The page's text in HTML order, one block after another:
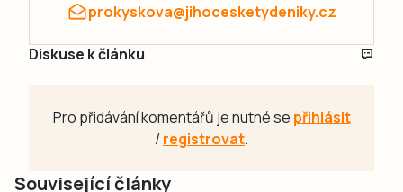
prokyskova@jihocesketydeniky.cz
Diskuse k článku
Pro přidávání komentářů je nutné se přihlásit
/registrovat.
Související články